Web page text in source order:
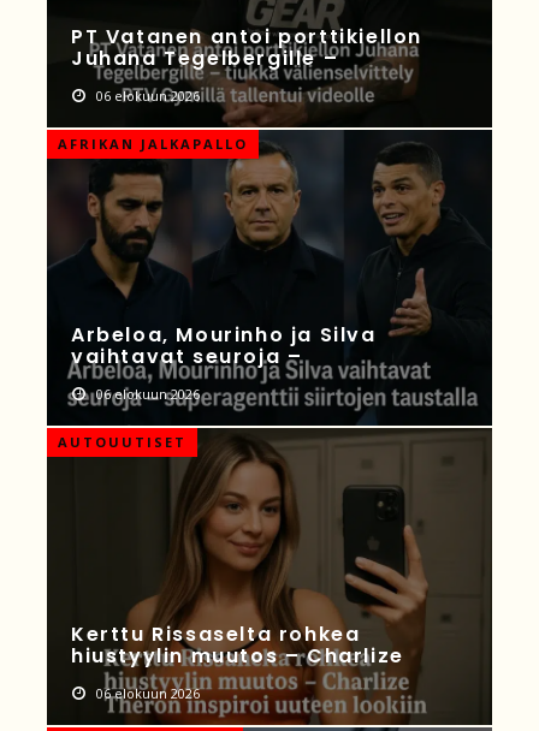
PT Vatanen antoi porttikiellon
Juhana Tegelbergille –
06 elokuun 2026
AFRIKAN JALKAPALLO
Arbeloa, Mourinho ja Silva
vaihtavat seuroja –
06 elokuun 2026
AUTOUUTISET
Kerttu Rissaselta rohkea
hiustyylin muutos – Charlize
06 elokuun 2026